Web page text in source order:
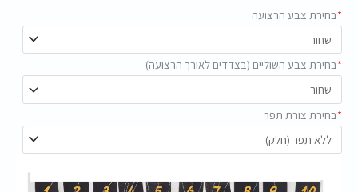
*בחירת צבע הרצועה
*בחירת צבע השוליים (בצדדים לאורך הרצועה)
*בחירת צורת תפר